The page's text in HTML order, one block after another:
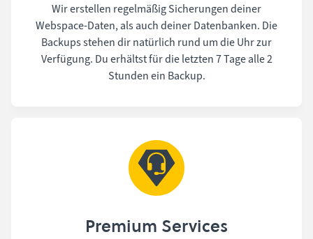
Wir erstellen regelmäßig Sicherungen deiner
Webspace-Daten, als auch deiner Datenbanken. Die
Backups stehen dir natürlich rund um die Uhr zur
Verfügung. Du erhältst für die letzten 7 Tage alle 2
Stunden ein Backup.
Premium Services